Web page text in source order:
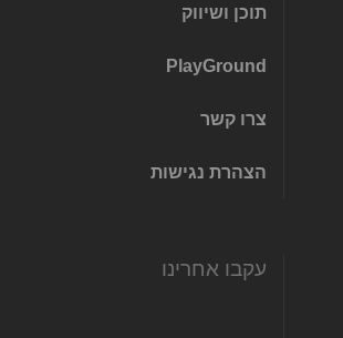
תוכן ושיווק
PlayGround
צרו קשר
הצהרת נגישות
עקבו אחרינו